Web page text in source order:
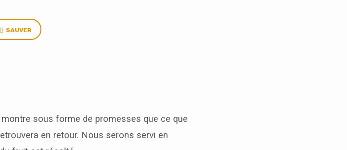
SAUVER
sous forme de promesses que ce que
en retour. Nous serons servi en